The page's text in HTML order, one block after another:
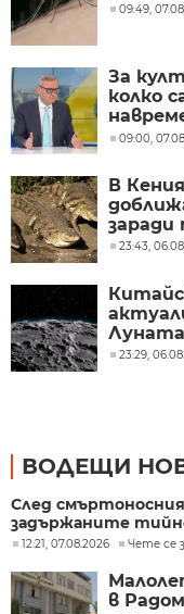
09:49,
За
колко
09:00,
В
заради
23:43,
Луната
23:29,
ВОДЕЩИ
След
задържаните
12:21, 07.08.2026 Чете се
в